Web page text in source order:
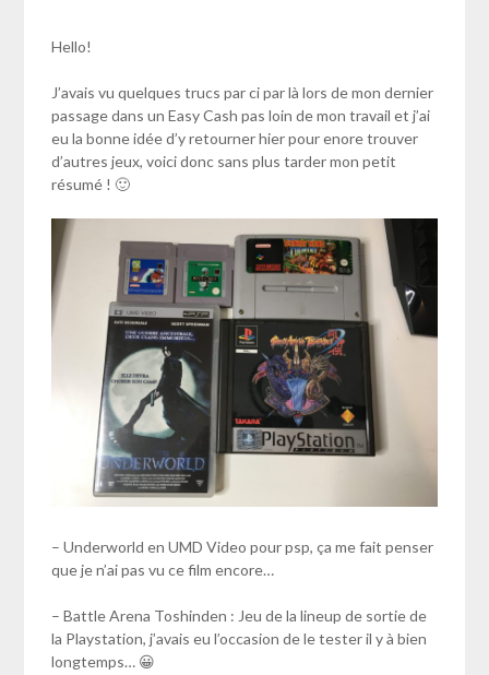
Hello!
J’avais vu quelques trucs par ci par là lors de mon dernier
passage dans un Easy Cash pas loin de mon travail et j’ai
eu la bonne idée d’y retourner hier pour enore trouver
d’autres jeux, voici donc sans plus tarder mon petit
résumé ! 🙂
– Underworld en UMD Video pour psp, ça me fait penser
que je n’ai pas vu ce film encore…
– Battle Arena Toshinden : Jeu de la lineup de sortie de
la Playstation, j’avais eu l’occasion de le tester il y à bien
longtemps… 😀